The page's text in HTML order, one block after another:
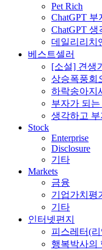
Pet Rich
ChatGPT 부
ChatGPT 생
데일리리치
베스트셀러
[소설] 견생
상승폭풍회
하락송아지
부자가 되
생각하고
Stock
Enterprise
Disclosure
기타
Markets
금융
기업가치평
기타
인터넷편지
피스레터(
행복박사의